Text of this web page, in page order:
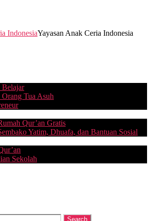
Yayasan Anak Ceria Indonesia
Belajar
Orang Tua Asuh
Qur’an Gratis
Yatim, Dhuafa, dan Bantuan Sosial
Sekolah